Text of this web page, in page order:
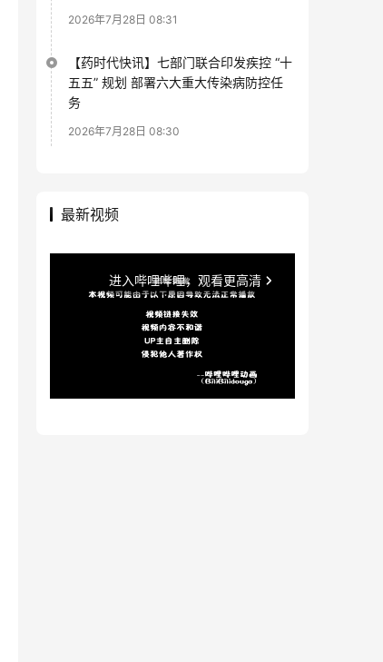
2026年7月28日 08:31
【药时代快讯】七部门联合印发疾控 “十
五五” 规划 部署六大重大传染病防控任
务
2026年7月28日 08:30
最新视频